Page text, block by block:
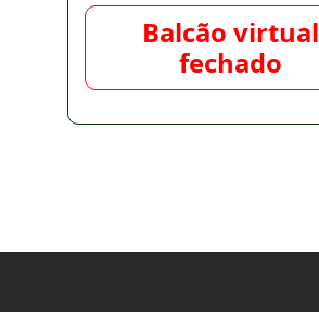
Balcão virtual
fechado